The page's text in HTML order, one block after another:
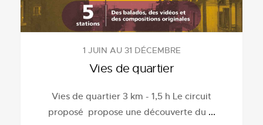
1 JUIN AU 31 DÉCEMBRE
Vies de quartier
Vies de quartier 3 km - 1,5 h Le circuit
proposé propose une découverte du ...